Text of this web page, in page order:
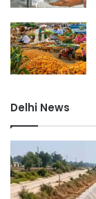
Delhi News
में
बारिश
ने